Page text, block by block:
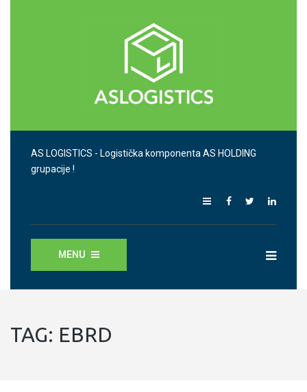
AS LOGISTICS - Logistička komponenta AS HOLDING
grupacije !
MENU
TAG: EBRD